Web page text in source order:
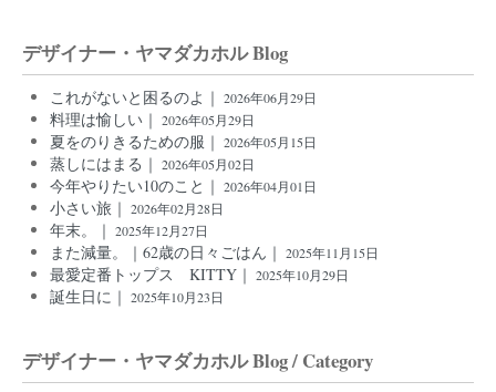
デザイナー・ヤマダカホル Blog
これがないと困るのよ｜ 2026年06月29日
料理は愉しい｜ 2026年05月29日
夏をのりきるための服｜ 2026年05月15日
蒸しにはまる｜ 2026年05月02日
今年やりたい10のこと｜ 2026年04月01日
小さい旅｜ 2026年02月28日
年末。｜ 2025年12月27日
また減量。｜62歳の日々ごはん｜ 2025年11月15日
最愛定番トップス KITTY｜ 2025年10月29日
誕生日に｜ 2025年10月23日
デザイナー・ヤマダカホル Blog / Category